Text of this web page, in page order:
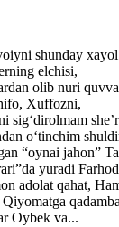
shunday xayol
elchisi,
olib nuri
Xuffozni,
o‘tinchim
“oynai jahon”
yuradi
adolat qahat,
Oybek va...